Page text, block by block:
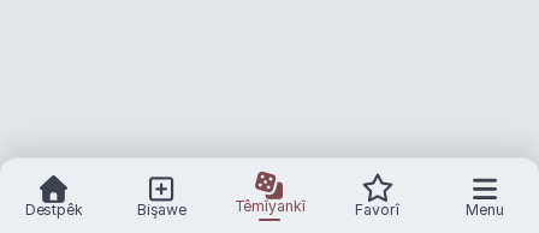
Destpêk Bişawe Têmîyankî Favorî Menu